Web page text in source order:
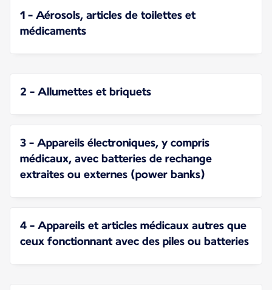
1 - Aérosols, articles de toilettes et
médicaments
2 - Allumettes et briquets
3 - Appareils électroniques, y compris
médicaux, avec batteries de rechange
extraites ou externes (power banks)
4 - Appareils et articles médicaux autres que
ceux fonctionnant avec des piles ou batteries